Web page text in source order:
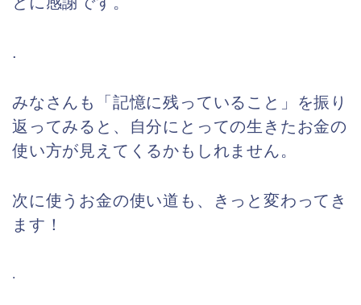
.
みなさんも「記憶に残っていること」を振り
返ってみると、自分にとっての生きたお金の
使い方が見えてくるかもしれません。
次に使うお金の使い道も、きっと変わってき
ます！
.